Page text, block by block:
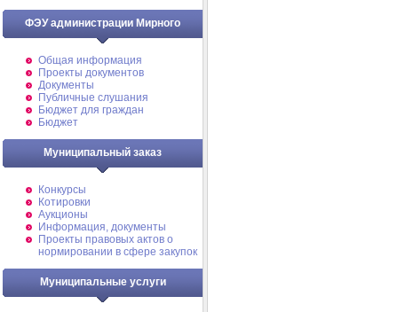
ФЭУ администрации Мирного
Общая информация
Проекты документов
Документы
Публичные слушания
Бюджет для граждан
Бюджет
Муниципальный заказ
Конкурсы
Котировки
Аукционы
Информация, документы
Проекты правовых актов о
нормировании в сфере закупок
Муниципальные услуги